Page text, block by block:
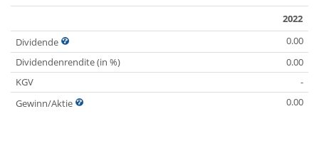
2022
Dividende
0.00
Dividendenrendite (in %)
0.00
KGV
-
Gewinn/Aktie
0.00